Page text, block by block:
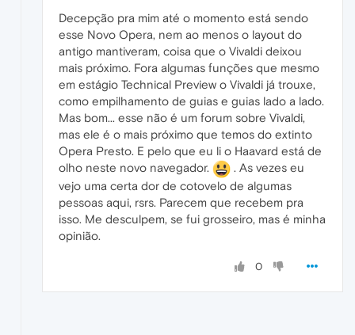
Decepção pra mim até o momento está sendo
esse Novo Opera, nem ao menos o layout do
antigo mantiveram, coisa que o Vivaldi deixou
mais próximo. Fora algumas funções que mesmo
em estágio Technical Preview o Vivaldi já trouxe,
como empilhamento de guias e guias lado a lado.
Mas bom... esse não é um forum sobre Vivaldi,
mas ele é o mais próximo que temos do extinto
Opera Presto. E pelo que eu li o Haavard está de
olho neste novo navegador.
. As vezes eu
vejo uma certa dor de cotovelo de algumas
pessoas aqui, rsrs. Parecem que recebem pra
isso. Me desculpem, se fui grosseiro, mas é minha
opinião.
0